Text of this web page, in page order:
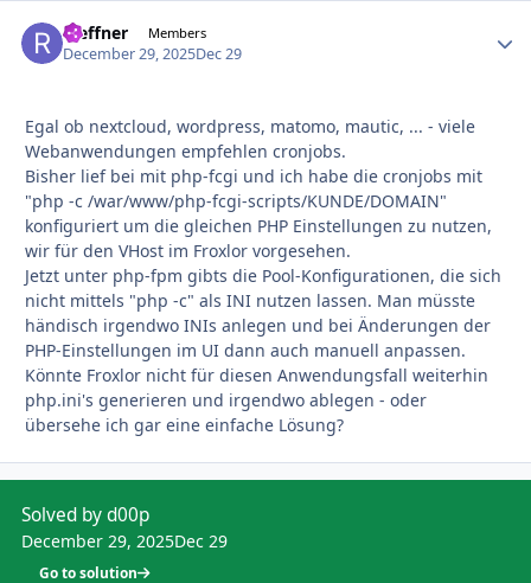
rseffner Members
December 29, 2025Dec 29
Egal ob nextcloud, wordpress, matomo, mautic, ... - viele
Webanwendungen empfehlen cronjobs.
Bisher lief bei mit php-fcgi und ich habe die cronjobs mit
"php -c /war/www/php-fcgi-scripts/KUNDE/DOMAIN"
konfiguriert um die gleichen PHP Einstellungen zu nutzen,
wir für den VHost im Froxlor vorgesehen.
Jetzt unter php-fpm gibts die Pool-Konfigurationen, die sich
nicht mittels "php -c" als INI nutzen lassen. Man müsste
händisch irgendwo INIs anlegen und bei Änderungen der
PHP-Einstellungen im UI dann auch manuell anpassen.
Könnte Froxlor nicht für diesen Anwendungsfall weiterhin
php.ini's generieren und irgendwo ablegen - oder
übersehe ich gar eine einfache Lösung?
Solved by d00p
December 29, 2025Dec 29
Go to solution